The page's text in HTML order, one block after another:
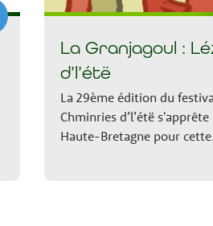
La Granjagoul :
d’l’étë
La 29ème édition du
Chminries d’l’étë
Haute-Bretagne pour